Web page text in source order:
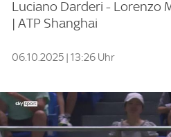
Luciano Darderi - Lorenzo
| ATP Shanghai
06.10.2025 | 13:26 Uhr